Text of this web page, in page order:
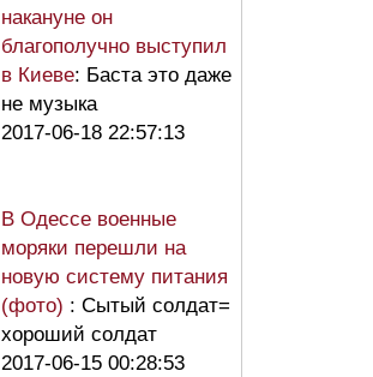
накануне он
благополучно выступил
в Киеве: Баста это даже
не музыка
2017-06-18 22:57:13
В Одессе военные
моряки перешли на
новую систему питания
(фото) : Сытый солдат=
хороший солдат
2017-06-15 00:28:53